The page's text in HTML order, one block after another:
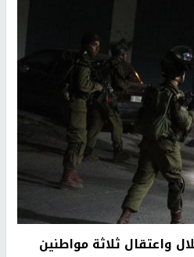
واعتقال ثلاثة مواطنين